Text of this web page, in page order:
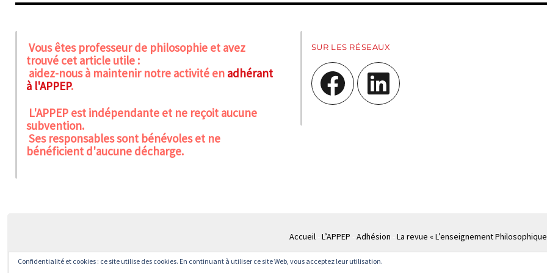
Vous êtes professeur de philosophie et avez
trouvé cet article utile :
aidez-nous à maintenir notre activité en adhérant
à l'APPEP.
L'APPEP est indépendante et ne reçoit aucune
subvention.
Ses responsables sont bénévoles et ne
bénéficient d'aucune décharge.
SUR LES RÉSEAUX
Facebook LinkedIn
Accueil L’APPEP Adhésion La revue « L’enseignement
© APPEP Mentions légales
Confidentialité et cookies : ce site utilise des cookies. En continuant à utiliser ce site Web, vous acceptez leur utilisation.